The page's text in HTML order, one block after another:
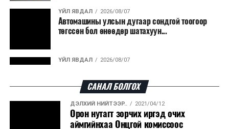
ашигладаг бол Нидерландад төвлөрсөн лаг
боловсруулах үйлдвэрүүдээр дулаан, цахилгаан
эрчим хүч үйлдвэрлэдэг.
Ийнхүү лаг хатаах, шатаах технологийг лагийн
эзлэхүүнийг бууруулахын зэрэгцээ эрчим хүч
үйлдвэрлэх, нөөцийг дахин ашиглах чиглэлээр олон
улсад өргөн ашиглаж байна.
ҮЙЛ ЯВДАЛ 2026/08/07
Автомашины улсын дугаар сондгой тоогоор
төгссөн бол өнөөдөр шатахуун...
ҮЙЛ ЯВДАЛ 2026/08/07
ДЭЛХИЙ НИЙТЭЭР.. 2026/08/06
“Уралдронзавод” компанийн ерөнхий
САНАЛ БОЛГОХ
ДЭЛХИЙ НИЙТЭЭР.. 2021/04/12
Орон нутагт зорчих иргэд очих
аймгийнхаа Онцгой комиссоос